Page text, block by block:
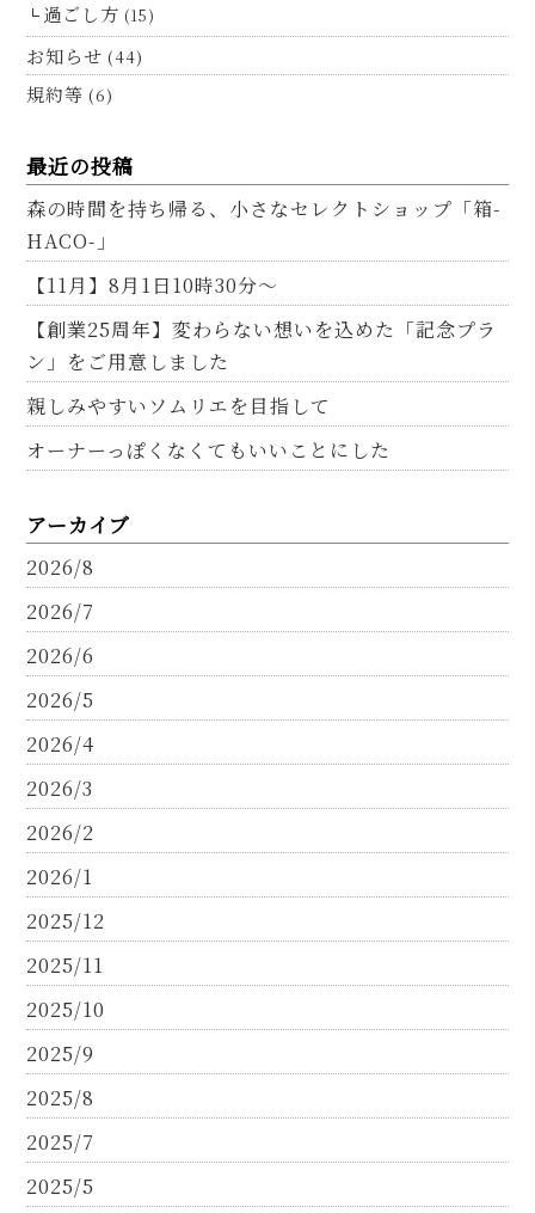
過ごし方 (15)
お知らせ (44)
規約等 (6)
最近の投稿
森の時間を持ち帰る、小さなセレクトショップ「箱-
HACO-」
【11月】8月1日10時30分～
【創業25周年】変わらない想いを込めた「記念プラ
ン」をご用意しました
親しみやすいソムリエを目指して
オーナーっぽくなくてもいいことにした
アーカイブ
2026/8
2026/7
2026/6
2026/5
2026/4
2026/3
2026/2
2026/1
2025/12
2025/11
2025/10
2025/9
2025/8
2025/7
2025/5